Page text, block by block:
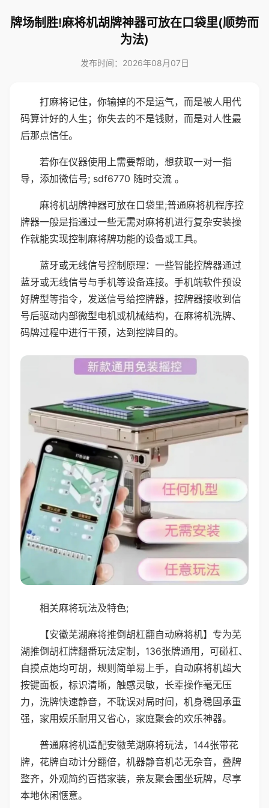
牌场制胜!麻将机胡牌神器可放在口袋里(顺势而
为法)
发布时间：2026年08月07日
打麻将记住，你输掉的不是运气，而是被人用代
码算计好的人生；你失去的不是钱财，而是对人性最
后那点信任。
若你在仪器使用上需要帮助，想获取一对一指
导，添加微信号; sdf6770 随时交流 。
麻将机胡牌神器可放在口袋里;普通麻将机程序控
牌器一般是指通过一些无需对麻将机进行复杂安装操
作就能实现控制麻将牌功能的设备或工具。
蓝牙或无线信号控制原理：一些智能控牌器通过
蓝牙或无线信号与手机等设备连接。手机端软件预设
好牌型等指令，发送信号给控牌器，控牌器接收到信
号后驱动内部微型电机或机械结构，在麻将机洗牌、
码牌过程中进行干预，达到控牌目的。
相关麻将玩法及特色;
【安徽芜湖麻将推倒胡杠翻自动麻将机】专为芜
湖推倒胡杠牌翻番玩法定制，136张牌通用，可碰杠、
自摸点炮均可胡，规则简单易上手，自动麻将机超大
按键面板，标识清晰，触感灵敏，长辈操作毫无压
力，洗牌快速静音，不耽误对局时间，机身稳固承重
强，家用娱乐耐用又省心，家庭聚会的欢乐神器。
普通麻将机适配安徽芜湖麻将玩法，144张带花
牌，花牌自动计分翻倍，机器静音机芯无杂音，叠牌
整齐，外观简约百搭家装，亲友聚会围坐玩牌，尽享
本地休闲惬意。